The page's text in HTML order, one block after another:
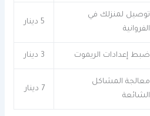
توصيل لمنزلك في
الفروانية
5 دينار
ضبط إعدادات الريموت 3 دينار
معالجة المشاكل
الشائعة
7 دينار